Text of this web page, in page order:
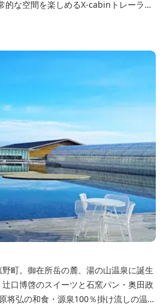
な空間を楽しめるX-cabinトレーラー
ドッグラン・ドッグサロン、貸切サウ
しながら併設している片岡温泉「アク
できるキャンプリゾートです。
町。御在所岳の麓、湯の山温泉に誕生
口博啓のスイーツと石窯パン・奥田政
将弘の和食・源泉100％掛け流しの温